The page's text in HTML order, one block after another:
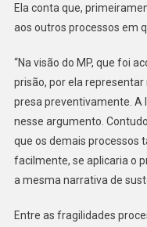
Ela conta que,
aos outros processos em
“Na visão do MP, que foi
prisão, por ela
presa preventivamente. A
nesse argumento.
que os demais processos
facilmente, se aplicaria o
a mesma narrativa de
Entre as fragilidades